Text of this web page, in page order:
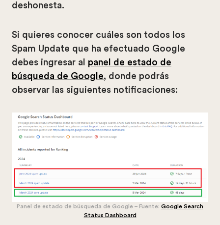
deshonesta.
Si quieres conocer cuáles son todos los
Spam Update que ha efectuado Google
debes ingresar al panel de estado de
búsqueda de Google, donde podrás
observar las siguientes notificaciones:
Panel de estado de búsqueda de Google – Fuente: Google Search
Status Dashboard